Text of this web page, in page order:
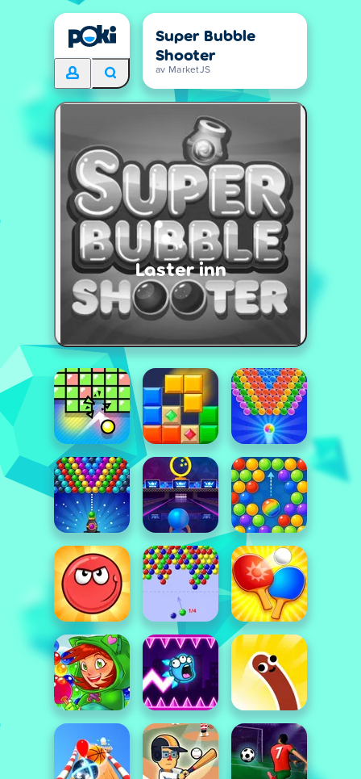
Super Bubble
Shooter
av MarketJS
Laster inn